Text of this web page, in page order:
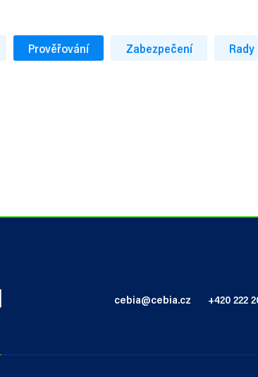
Prověřování Zabezpečení
cebia@cebia.cz +420 222